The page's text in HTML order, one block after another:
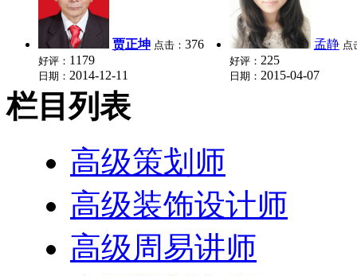
贾正坤 点击： 376
好评： 1179
日期： 2014-12-11
孟静 点
好评： 225
日期： 2015-04-07
栏目列表
高级策划师
高级装饰设计师
高级周易讲师